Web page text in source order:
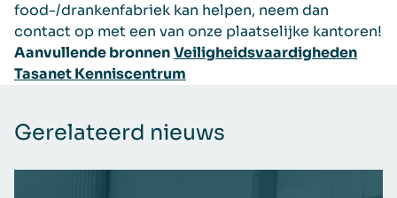
food-/drankenfabriek kan helpen, neem dan
contact op met een van onze plaatselijke kantoren!
Aanvullende bronnenVeiligheidsvaardigheden
Tasanet Kenniscentrum
Gerelateerd nieuws